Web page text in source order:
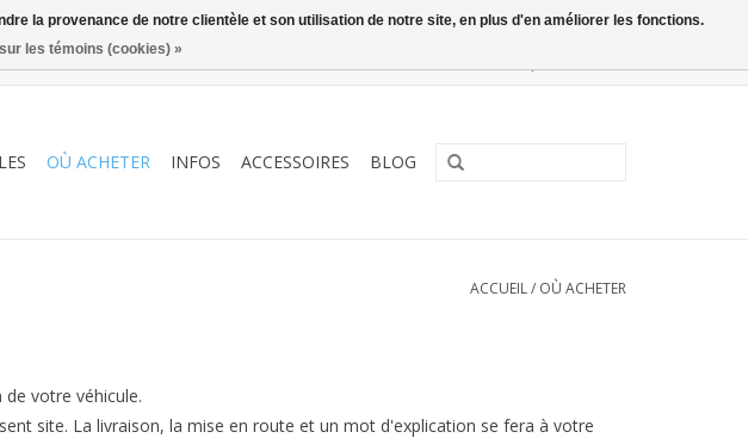
OÙ ACHETER INFOS ACCESSOIRES BLOG
ACCUEIL/ OÙ ACHETER
votre véhicule.
site. La livraison, la mise en route et un mot d'explication se fera à votre
la provenance de notre clientèle et son utilisation de notre site, en plus d'en améliorer les fonctions.
les témoins (cookies) »